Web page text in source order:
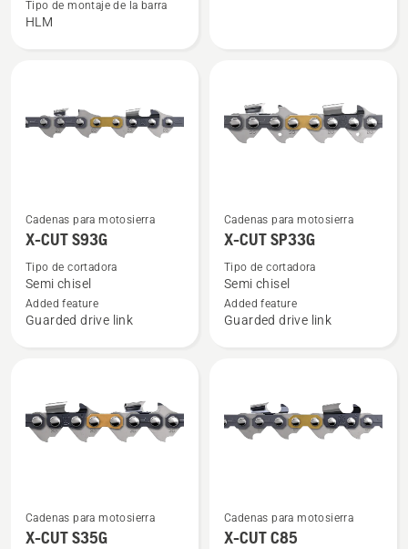
sólida
Montaje
Tipo de montaje de la barra
HLM
Ver
más
sobre
CUT
Cadenas para motosierra
X-CUT S93G
Tipo de cortadora
Semi chisel
Added feature
Guarded drive link
Ver
más
sobre
CUT
Cadenas para motosierra
X-CUT SP33G
Tipo de cortadora
Semi chisel
Added feature
Guarded drive link
Ver
más
Cadenas para motosierra
X-CUT S35G
Ver
más
Cadenas para motosierra
X-CUT C85